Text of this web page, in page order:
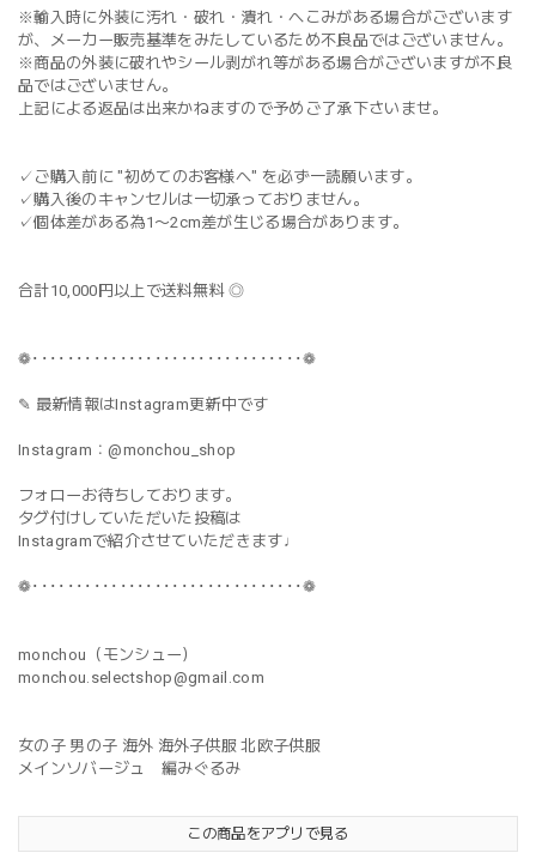
※輸入時に外装に汚れ・破れ・潰れ・へこみがある場合がございます
が、メーカー販売基準をみたしているため不良品ではございません。
※商品の外装に破れやシール剥がれ等がある場合がございますが不良
品ではございません。
上記による返品は出来かねますので予めご了承下さいませ。
✓ご購入前に "初めてのお客様へ" を必ず一読願います。
✓購入後のキャンセルは一切承っておりません。
✓個体差がある為1〜2cm差が生じる場合があります。
合計10,000円以上で送料無料 ◎
❁･･･････････････････････････････❁
✎ 最新情報はInstagram更新中です
Instagram：@monchou_shop
フォローお待ちしております。
タグ付けしていただいた投稿は
Instagramで紹介させていただきます♩
❁･･･････････････････････････････❁
monchou（モンシュー）
monchou.selectshop@gmail.com
女の子 男の子 海外 海外子供服 北欧子供服
メインソバージュ 編みぐるみ
この商品をアプリで見る